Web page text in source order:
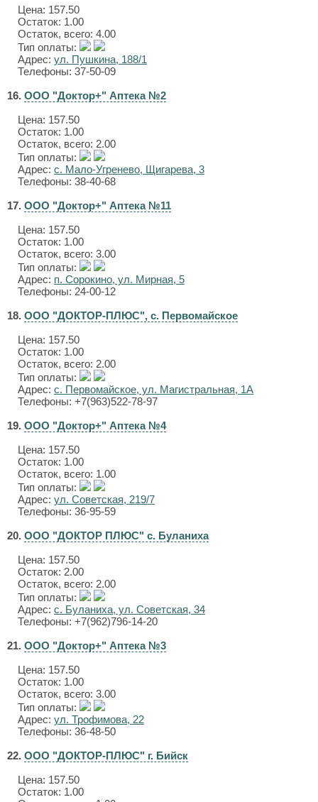
Цена: 157.50
Остаток: 1.00
Остаток, всего: 4.00
Тип оплаты:
Адрес: ул. Пушкина, 188/1
Телефоны: 37-50-09
16. ООО "Доктор+" Аптека №2
Цена: 157.50
Остаток: 1.00
Остаток, всего: 2.00
Тип оплаты:
Адрес: с. Мало-Угренево, Щигарева, 3
Телефоны: 38-40-68
17. ООО "Доктор+" Аптека №11
Цена: 157.50
Остаток: 1.00
Остаток, всего: 3.00
Тип оплаты:
Адрес: п. Сорокино, ул. Мирная, 5
Телефоны: 24-00-12
18. ООО "ДОКТОР-ПЛЮС", с. Первомайское
Цена: 157.50
Остаток: 1.00
Остаток, всего: 2.00
Тип оплаты:
Адрес: с. Первомайское, ул. Магистральная, 1А
Телефоны: +7(963)522-78-97
19. ООО "Доктор+" Аптека №4
Цена: 157.50
Остаток: 1.00
Остаток, всего: 1.00
Тип оплаты:
Адрес: ул. Советская, 219/7
Телефоны: 36-95-59
20. ООО "ДОКТОР ПЛЮС" с. Буланиха
Цена: 157.50
Остаток: 2.00
Остаток, всего: 2.00
Тип оплаты:
Адрес: с. Буланиха, ул. Советская, 34
Телефоны: +7(962)796-14-20
21. ООО "Доктор+" Аптека №3
Цена: 157.50
Остаток: 1.00
Остаток, всего: 3.00
Тип оплаты:
Адрес: ул. Трофимова, 22
Телефоны: 36-48-50
22. ООО "ДОКТОР-ПЛЮС" г. Бийск
Цена: 157.50
Остаток: 1.00